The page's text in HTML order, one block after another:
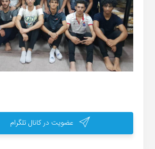
عضویت در کانال تلگرام